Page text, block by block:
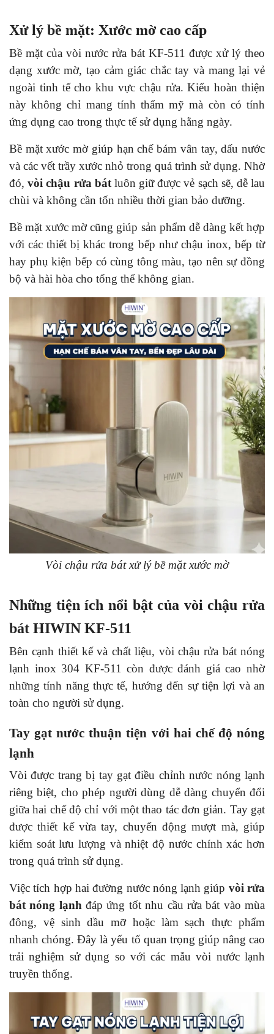
Xử lý bề mặt: Xước mờ cao cấp
Bề mặt của vòi nước rửa bát KF-511 được xử lý theo
dạng xước mờ, tạo cảm giác chắc tay và mang lại vẻ
ngoài tinh tế cho khu vực chậu rửa. Kiểu hoàn thiện
này không chỉ mang tính thẩm mỹ mà còn có tính
ứng dụng cao trong thực tế sử dụng hằng ngày.
Bề mặt xước mờ giúp hạn chế bám vân tay, dấu nước
và các vết trầy xước nhỏ trong quá trình sử dụng. Nhờ
đó,vòi chậu rửa bátluôn giữ được vẻ sạch sẽ, dễ lau
chùi và không cần tốn nhiều thời gian bảo dưỡng.
Bề mặt xước mờ cũng giúp sản phẩm dễ dàng kết hợp
với các thiết bị khác trong bếp như chậu inox, bếp từ
hay phụ kiện bếp có cùng tông màu, tạo nên sự đồng
bộ và hài hòa cho tổng thể không gian.
Vòi chậu rửa bát xử lý bề mặt xước mờ
Những tiện ích nổi bật của vòi chậu rửa
bát HIWIN KF-511
Bên cạnh thiết kế và chất liệu, vòi chậu rửa bát nóng
lạnh inox 304 KF-511 còn được đánh giá cao nhờ
những tính năng thực tế, hướng đến sự tiện lợi và an
toàn cho người sử dụng.
Tay gạt nước thuận tiện với hai chế độ nóng
lạnh
Vòi được trang bị tay gạt điều chỉnh nước nóng lạnh
riêng biệt, cho phép người dùng dễ dàng chuyển đổi
giữa hai chế độ chỉ với một thao tác đơn giản. Tay gạt
được thiết kế vừa tay, chuyển động mượt mà, giúp
kiểm soát lưu lượng và nhiệt độ nước chính xác hơn
trong quá trình sử dụng.
Việc tích hợp hai đường nước nóng lạnh giúp vòi rửa
bát nóng lạnhđáp ứng tốt nhu cầu rửa bát vào mùa
đông, vệ sinh dầu mỡ hoặc làm sạch thực phẩm
nhanh chóng. Đây là yếu tố quan trọng giúp nâng cao
trải nghiệm sử dụng so với các mẫu vòi nước lạnh
truyền thống.